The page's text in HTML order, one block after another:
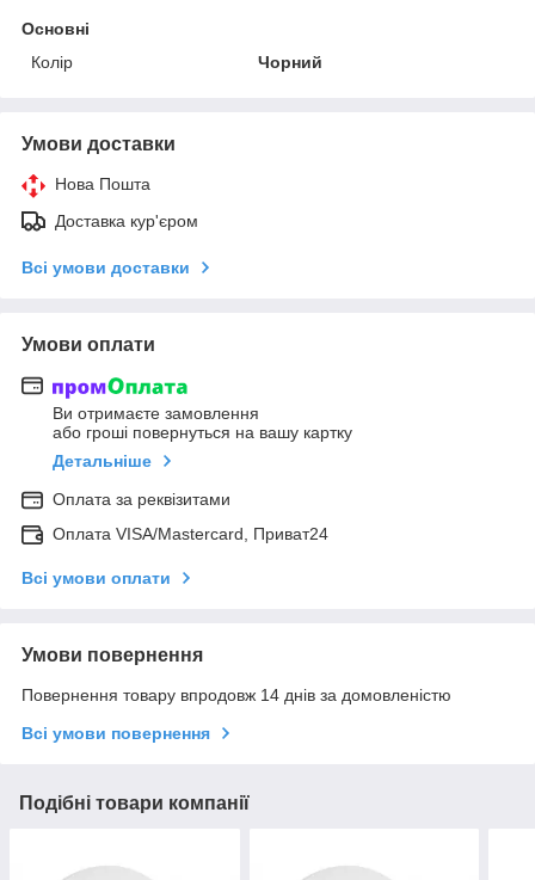
Основні
Колір
Чорний
Умови доставки
Нова Пошта
Доставка кур'єром
Всі умови доставки
Умови оплати
Ви отримаєте замовлення
або гроші повернуться на вашу картку
Детальніше
Оплата за реквізитами
Оплата VISA/Mastercard, Приват24
Всі умови оплати
Умови повернення
Повернення товару впродовж 14 днів за домовленістю
Всі умови повернення
Подібні товари компанії